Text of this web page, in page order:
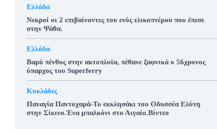
Ελλάδα
Νεκροί οι 2 επιβαίνοντες του ενός ελικοπτέρου που έπεσε
στην Ψάθα.
Ελλάδα
Βαρύ πένθος στην ακτοπλοϊα, πέθανε ξαφνικά ο 56χρονος
ύπαρχος του Superferry
Κυκλάδες
Παναγία Παντοχαρά-Το εκκλησάκι του Οδυσσέα Ελύτη
στην Σίκινο.Ένα μπαλκόνι στο Αιγαίο.Βίντεο